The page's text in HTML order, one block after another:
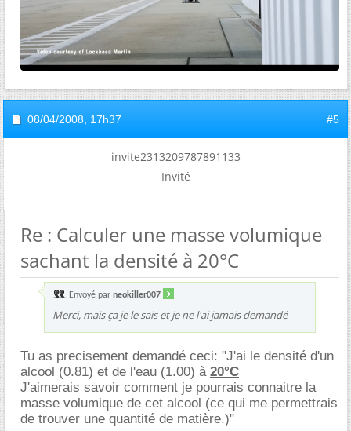
08/04/2008, 17h37 #5
invite2313209787891133
Invité
Re : Calculer une masse volumique
sachant la densité à 20°C
Envoyé par neokiller007
Merci, mais ça je le sais et je ne l'ai jamais demandé
Tu as precisement demandé ceci: "J'ai le densité d'un
alcool (0.81) et de l'eau (1.00) à 20°C
J'aimerais savoir comment je pourrais connaitre la
masse volumique de cet alcool (ce qui me permettrais
de trouver une quantité de matière.)"